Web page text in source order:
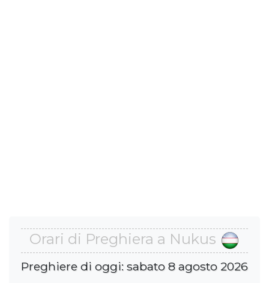
Orari di Preghiera a Nukus
Preghiere di oggi: sabato 8 agosto 2026